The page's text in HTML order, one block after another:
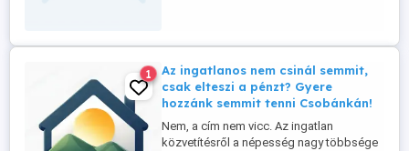
1
Az ingatlanos nem csinál semmit,
csak elteszi a pénzt? Gyere
hozzánk semmit tenni Csobánkán!
Nem, a cím nem vicc. Az ingatlan
közvetítésről a népesség nagy többsége